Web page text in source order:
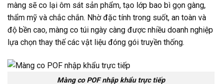
màng sẽ co lại ôm sát sản phẩm, tạo lớp bao bì gọn gàng,
thẩm mỹ và chắc chắn. Nhờ đặc tính trong suốt, an toàn và
độ bền cao, màng co túi ngày càng được nhiều doanh nghiệp
lựa chọn thay thế các vật liệu đóng gói truyền thống.
Màng co POF nhập khẩu trực tiếp